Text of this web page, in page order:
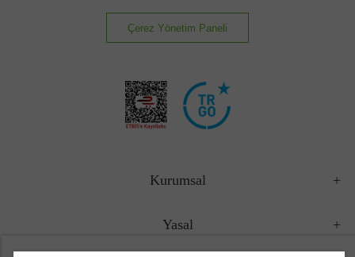
Çerez Yönetim Paneli
Kurumsal
Yasal